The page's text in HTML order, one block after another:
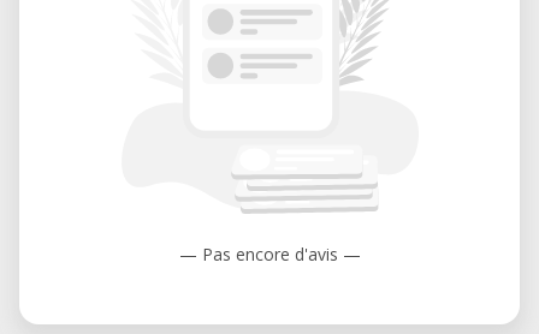
— Pas encore d'avis —